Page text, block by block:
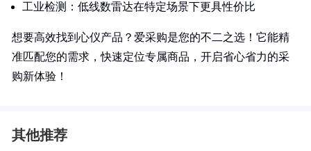
工业检测：低线数雷达在特定场景下更具性价比
想要高效找到心仪产品？爱采购是您的不二之选！它能精
准匹配您的需求，快速定位专属商品，开启省心省力的采
购新体验！
其他推荐